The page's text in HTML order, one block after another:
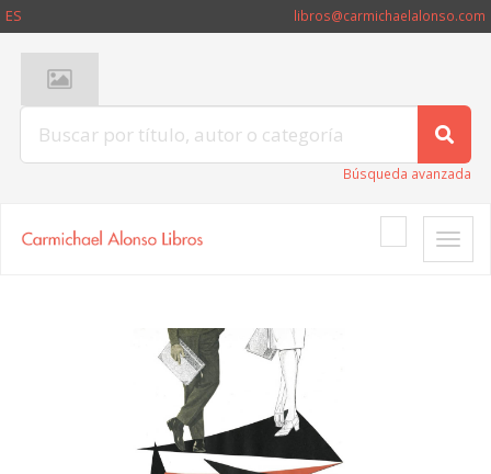
ES libros@carmichaelalonso.com
Búsqueda avanzada
Toggle